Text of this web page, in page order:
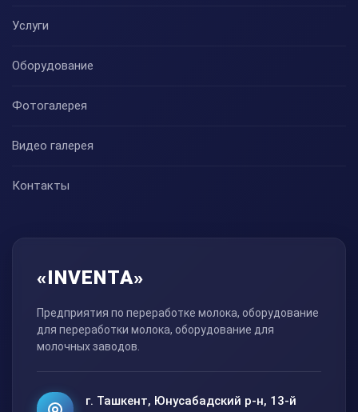
Услуги
Оборудование
Фотогалерея
Видео галерея
Контакты
«INVENTA»
Предприятия по переработке молока, оборудование
для переработки молока, оборудование для
молочных заводов.
г. Ташкент, Юнусабадский р-н, 13-й